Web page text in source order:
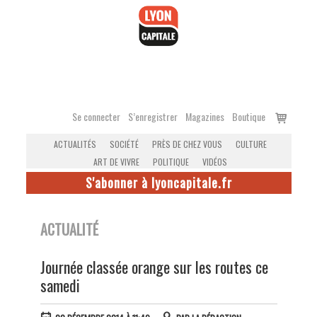
Se connecter S’enregistrer Magazines Boutique
Voir
ACTUALITÉS SOCIÉTÉ PRÈS DE CHEZ VOUS
CULTURE
ART DE VIVRE
POLITIQUE VIDÉOS
S'abonner à lyoncapitale.fr
ACTUALITÉ
Journée classée orange sur les routes ce
samedi